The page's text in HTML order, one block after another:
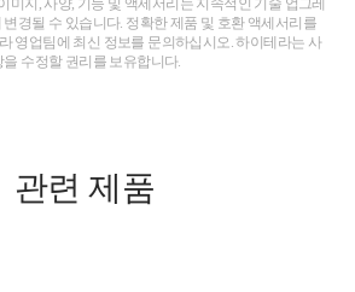
미지, 사양, 기능 및 액세서리는 지속적인 기술 업그레
경될 수 있습니다. 정확한 제품 및 호환 액세서리를
영업팀에 최신 정보를 문의하십시오. 하이테라는 사
수정할 권리를 보유합니다.
관련 제품